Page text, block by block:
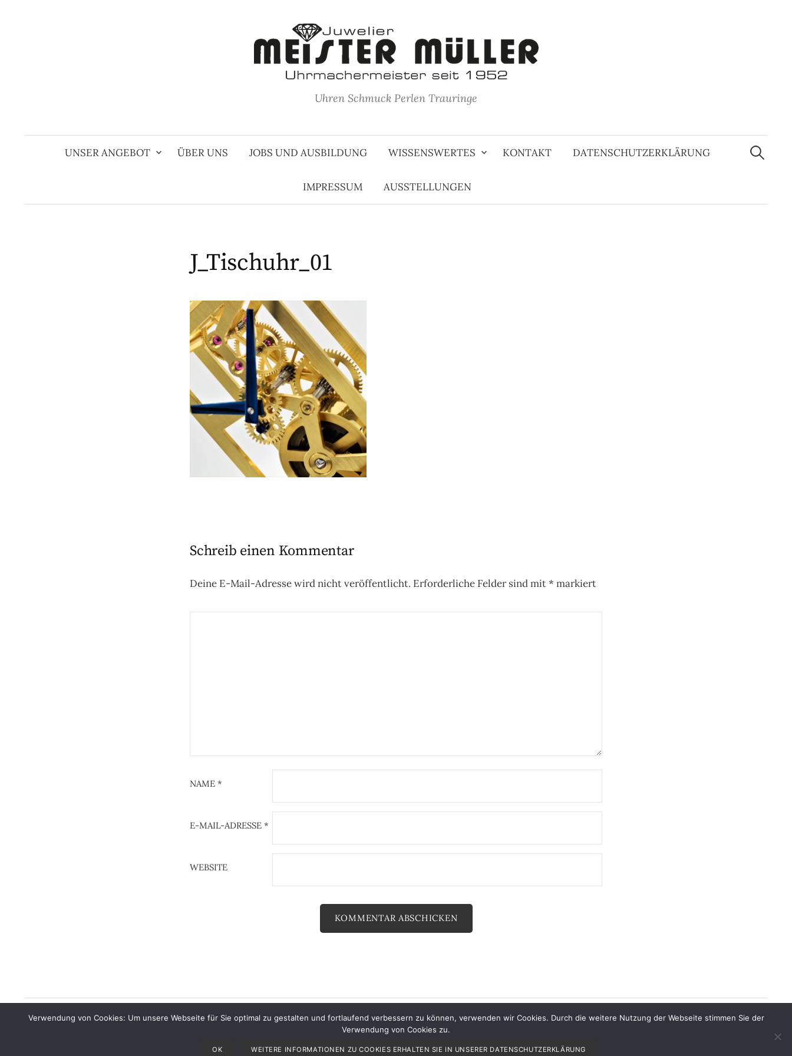
Uhren Schmuck Perlen Trauringe
UNSER ANGEBOT ÜBER UNS JOBS UND AUSBILDUNG WISSENSWERTES KONTAKT DATENSCHUTZERKLÄRUNG
IMPRESSUM AUSSTELLUNGEN
Suchen
nach:
J_Tischuhr_01
Schreib einen Kommentar
Deine E-Mail-Adresse wird nicht veröffentlicht. Erforderliche Felder sind mit* markiert
NAME *
E-MAIL-ADRESSE *
WEBSITE
© 2026Juwelier Meister Müller
Verwendung von Cookies: Um unsere Webseite für Sie optimal zu gestalten und fortlaufend verbessern zu können, verwenden wir Cookies. Durch die weitere Nutzung der Webseite stimmen Sie der
Verwendung von Cookies zu.
OK WEITERE INFORMATIONEN ZU COOKIES ERHALTEN SIE IN UNSERER DATENSCHUTZERKLÄRUNG